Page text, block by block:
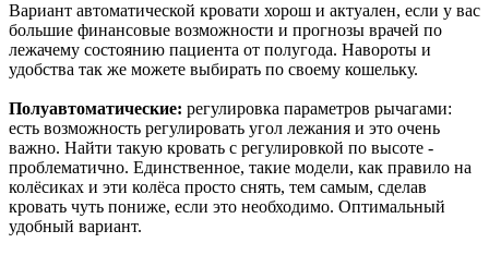
Вариант автоматической кровати хорош и актуален, если у вас
большие финансовые возможности и прогнозы врачей по
лежачему состоянию пациента от полугода. Навороты и
удобства так же можете выбирать по своему кошельку.
Полуавтоматические: регулировка параметров рычагами:
есть возможность регулировать угол лежания и это очень
важно. Найти такую кровать с регулировкой по высоте -
проблематично. Единственное, такие модели, как правило на
колёсиках и эти колёса просто снять, тем самым, сделав
кровать чуть пониже, если это необходимо. Оптимальный
удобный вариант.